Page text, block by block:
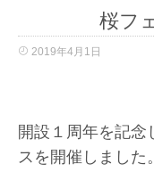
桜フ
2019年4月1日
開設１周年を記念
スを開催しました